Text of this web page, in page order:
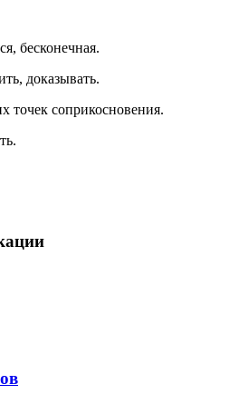
бесконечная.
доказывать.
точек соприкосновения.